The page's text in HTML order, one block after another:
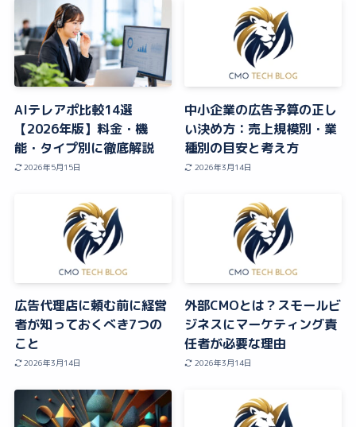
AIテレアポ比較14選
【2026年版】料金・機
能・タイプ別に徹底解説
2026年5月15日
中小企業の広告予算の正し
い決め方：売上規模別・業
種別の目安と考え方
2026年3月14日
広告代理店に頼む前に経営
者が知っておくべき7つの
こと
2026年3月14日
外部CMOとは？スモールビ
ジネスにマーケティング責
任者が必要な理由
2026年3月14日